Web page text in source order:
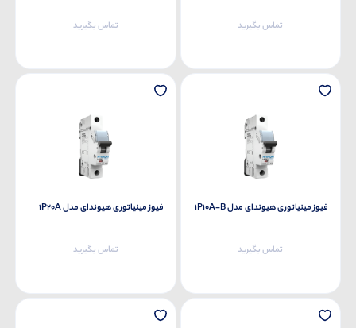
تماس بگیرید تماس بگیرید
فیوز مینیاتوری هیوندای مدل 1P10A-B
تماس بگیرید
فیوز مینیاتوری هیوندای مدل 1P20A
تماس بگیرید